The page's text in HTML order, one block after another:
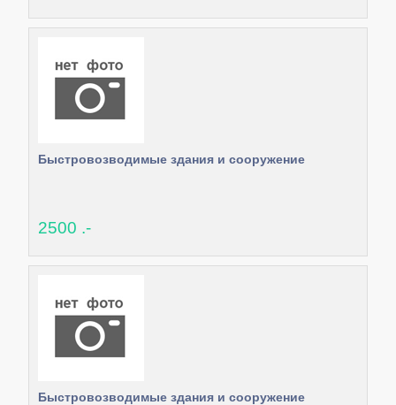
Быстровозводимые здания и сооружение
2500 .-
Быстровозводимые здания и сооружение